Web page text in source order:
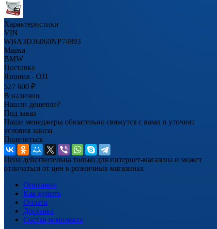
Характеристики
VIN
WBA3D36060NP74893
Марка
BMW
Поставка
Япония - OJ1
527 600 ₽
В наличии
Нашли дешевле?
Под заказ
Наши менеджеры обязательно свяжутся с вами и уточнят
условия заказа
Поделиться
Цена действительна только для интернет-магазина и может
отличаться от цен в розничных магазинах
Описание
Как купить
Оплата
Доставка
Состав комплекта